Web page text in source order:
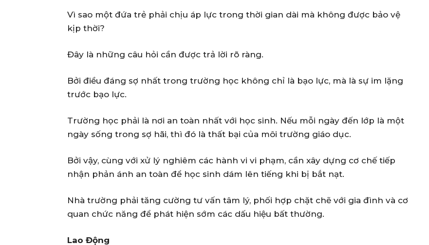
Vì sao một đứa trẻ phải chịu áp lực trong thời gian dài mà không được bảo vệ
kịp thời?
Đây là những câu hỏi cần được trả lời rõ ràng.
Bởi điều đáng sợ nhất trong trường học không chỉ là bạo lực, mà là sự im lặng
trước bạo lực.
Trường học phải là nơi an toàn nhất với học sinh. Nếu mỗi ngày đến lớp là một
ngày sống trong sợ hãi, thì đó là thất bại của môi trường giáo dục.
Bởi vậy, cùng với xử lý nghiêm các hành vi vi phạm, cần xây dựng cơ chế tiếp
nhận phản ánh an toàn để học sinh dám lên tiếng khi bị bắt nạt.
Nhà trường phải tăng cường tư vấn tâm lý, phối hợp chặt chẽ với gia đình và cơ
quan chức năng để phát hiện sớm các dấu hiệu bất thường.
Lao Động